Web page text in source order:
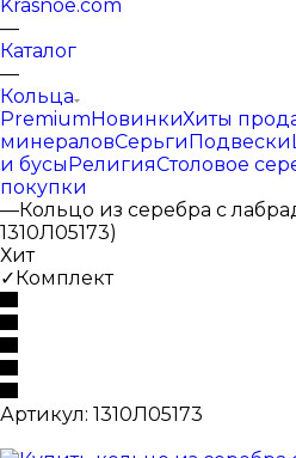
Krasnoe.com
—
Каталог
—
Кольца
PremiumНовинкиХиты
минераловСерьгиПодвески
и бусыРелигияСтоловое
покупки
—Кольцо из серебра с
1310Л05173)
Хит
✓Комплект
Артикул: 1310Л05173